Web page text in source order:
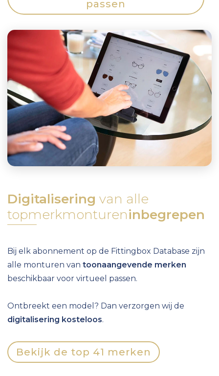
passen
Digitalisering van alle
topmerkmontureninbegrepen
Bij elk abonnement op de Fittingbox Database zijn
alle monturen van toonaangevende merken
beschikbaar voor virtueel passen.
Ontbreekt een model? Dan verzorgen wij de
digitalisering kosteloos.
Bekijk de top 41 merken